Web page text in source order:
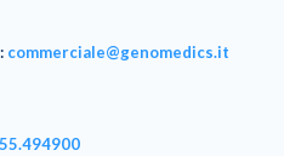
: commerciale@genomedics.it